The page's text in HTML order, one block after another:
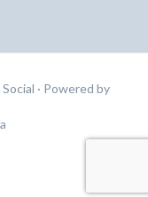
· Powered by